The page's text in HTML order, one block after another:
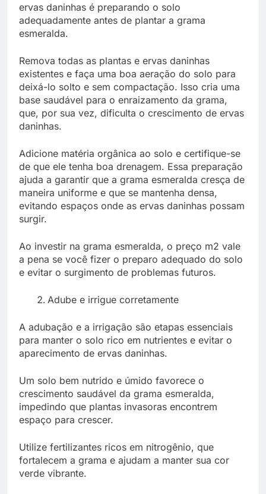
ervas daninhas é preparando o solo
adequadamente antes de plantar a grama
esmeralda.
Remova todas as plantas e ervas daninhas
existentes e faça uma boa aeração do solo para
deixá-lo solto e sem compactação. Isso cria uma
base saudável para o enraizamento da grama,
que, por sua vez, dificulta o crescimento de ervas
daninhas.
Adicione matéria orgânica ao solo e certifique-se
de que ele tenha boa drenagem. Essa preparação
ajuda a garantir que a grama esmeralda cresça de
maneira uniforme e que se mantenha densa,
evitando espaços onde as ervas daninhas possam
surgir.
Ao investir na grama esmeralda, o preço m2 vale
a pena se você fizer o preparo adequado do solo
e evitar o surgimento de problemas futuros.
Adube e irrigue corretamente
A adubação e a irrigação são etapas essenciais
para manter o solo rico em nutrientes e evitar o
aparecimento de ervas daninhas.
Um solo bem nutrido e úmido favorece o
crescimento saudável da grama esmeralda,
impedindo que plantas invasoras encontrem
espaço para crescer.
Utilize fertilizantes ricos em nitrogênio, que
fortalecem a grama e ajudam a manter sua cor
verde vibrante.